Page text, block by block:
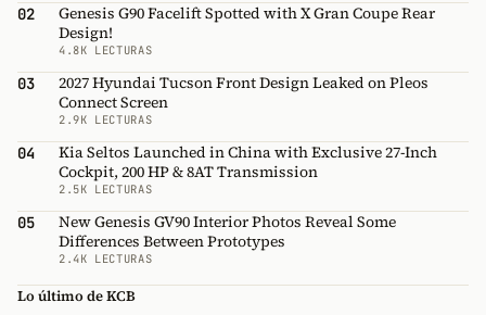
02
Genesis G90 Facelift Spotted with X Gran Coupe Rear
Design!
4.8K LECTURAS
03
2027 Hyundai Tucson Front Design Leaked on Pleos
Connect Screen
2.9K LECTURAS
04
Kia Seltos Launched in China with Exclusive 27-Inch
Cockpit, 200 HP & 8AT Transmission
2.5K LECTURAS
05
New Genesis GV90 Interior Photos Reveal Some
Differences Between Prototypes
2.4K LECTURAS
Lo último de KCB